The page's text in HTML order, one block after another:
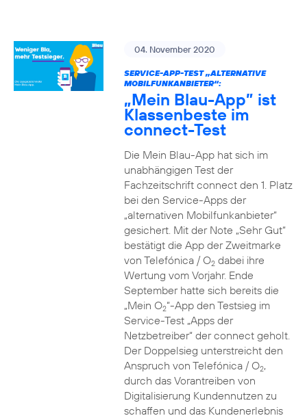
04. November 2020
SERVICE-APP-TEST „ALTERNATIVE
MOBILFUNKANBIETER“:
„Mein Blau-App” ist
Klassenbeste im
connect-Test
Die Mein Blau-App hat sich im
unabhängigen Test der
Fachzeitschrift connect den 1. Platz
bei den Service-Apps der
„alternativen Mobilfunkanbieter“
gesichert. Mit der Note „Sehr Gut“
bestätigt die App der Zweitmarke
von Telefónica / O2dabei ihre
Wertung vom Vorjahr. Ende
September hatte sich bereits die
„Mein O2“-App den Testsieg im
Service-Test „Apps der
Netzbetreiber“ der connect geholt.
Der Doppelsieg unterstreicht den
Anspruch von Telefónica / O2,
durch das Vorantreiben von
Digitalisierung Kundennutzen zu
schaffen und das Kundenerlebnis